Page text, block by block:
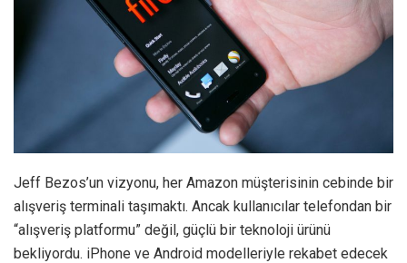
Jeff Bezos’un vizyonu, her Amazon müşterisinin cebinde bir
alışveriş terminali taşımaktı. Ancak kullanıcılar telefondan bir
“alışveriş platformu” değil, güçlü bir teknoloji ürünü
bekliyordu. iPhone ve Android modelleriyle rekabet edecek